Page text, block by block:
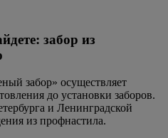
забор из
забор» осуществляет
до установки заборов.
и Ленинградской
из профнастила.